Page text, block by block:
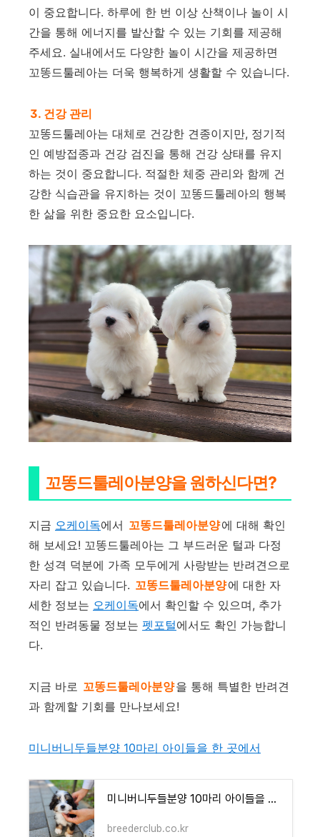
이 중요합니다. 하루에 한 번 이상 산책이나 놀이 시
간을 통해 에너지를 발산할 수 있는 기회를 제공해
주세요. 실내에서도 다양한 놀이 시간을 제공하면
꼬똥드툴레아는 더욱 행복하게 생활할 수 있습니다.
3. 건강 관리
꼬똥드툴레아는 대체로 건강한 견종이지만, 정기적
인 예방접종과 건강 검진을 통해 건강 상태를 유지
하는 것이 중요합니다. 적절한 체중 관리와 함께 건
강한 식습관을 유지하는 것이 꼬똥드툴레아의 행복
한 삶을 위한 중요한 요소입니다.
꼬똥드툴레아분양을 원하신다면?
지금 오케이독에서 꼬똥드툴레아분양에 대해 확인
해 보세요! 꼬똥드툴레아는 그 부드러운 털과 다정
한 성격 덕분에 가족 모두에게 사랑받는 반려견으로
자리 잡고 있습니다. 꼬똥드툴레아분양에 대한 자
세한 정보는 오케이독에서 확인할 수 있으며, 추가
적인 반려동물 정보는 펫포털에서도 확인 가능합니
다.
지금 바로 꼬똥드툴레아분양을 통해 특별한 반려견
과 함께할 기회를 만나보세요!
미니버니두들분양 10마리 아이들을 한 곳에서
미니버니두들분양 10마리 아이들을 한 곳에서
breederclub.co.kr